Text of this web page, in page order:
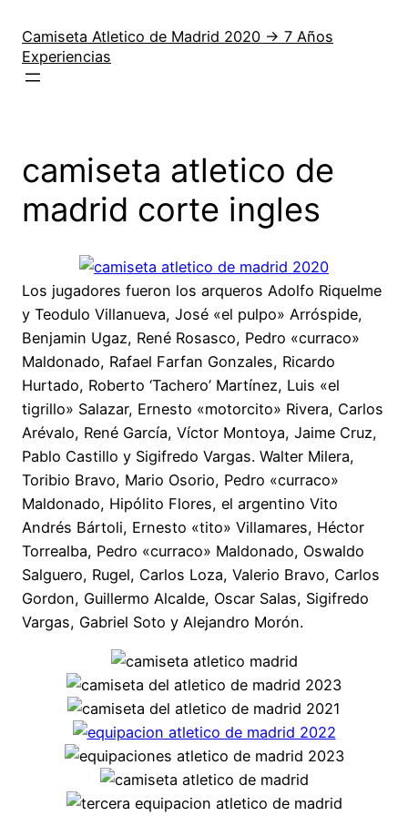
contenido
Camiseta Atletico de Madrid 2020 → 7 Años
Experiencias
camiseta atletico de
madrid corte ingles
Los jugadores fueron los arqueros Adolfo Riquelme
y Teodulo Villanueva, José «el pulpo» Arróspide,
Benjamin Ugaz, René Rosasco, Pedro «curraco»
Maldonado, Rafael Farfan Gonzales, Ricardo
Hurtado, Roberto ‘Tachero’ Martínez, Luis «el
tigrillo» Salazar, Ernesto «motorcito» Rivera, Carlos
Arévalo, René García, Víctor Montoya, Jaime Cruz,
Pablo Castillo y Sigifredo Vargas. Walter Milera,
Toribio Bravo, Mario Osorio, Pedro «curraco»
Maldonado, Hipólito Flores, el argentino Vito
Andrés Bártoli, Ernesto «tito» Villamares, Héctor
Torrealba, Pedro «curraco» Maldonado, Oswaldo
Salguero, Rugel, Carlos Loza, Valerio Bravo, Carlos
Gordon, Guillermo Alcalde, Oscar Salas, Sigifredo
Vargas, Gabriel Soto y Alejandro Morón.